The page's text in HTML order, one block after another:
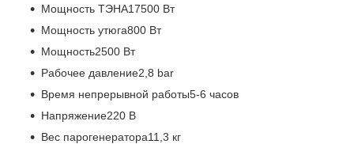
Мощность ТЭНА17500 Вт
Мощность утюга800 Вт
Мощность2500 Вт
Рабочее давление2,8 bar
Время непрерывной работы5-6 часов
Напряжение220 В
Вес парогенератора11,3 кг